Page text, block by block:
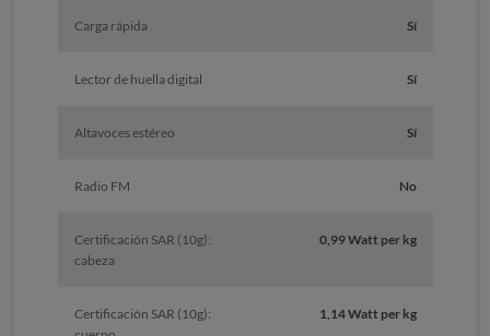
Carga rápida Sí
Lector de huella digital Sí
Altavoces estéreo Sí
Radio FM No
Certificación SAR (10g):
cabeza
0,99 Watt per kg
Certificación SAR (10g):
1,14 Watt per kg